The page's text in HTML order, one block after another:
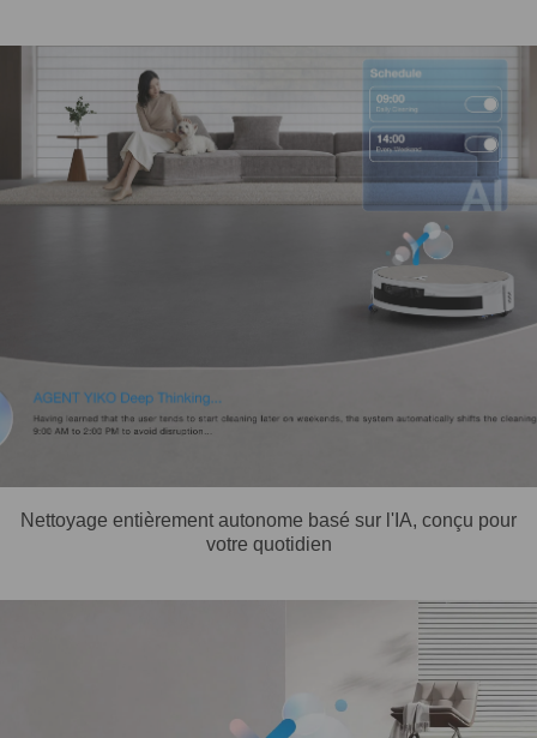
Nettoyage entièrement autonome basé sur l'IA, conçu pour
votre quotidien